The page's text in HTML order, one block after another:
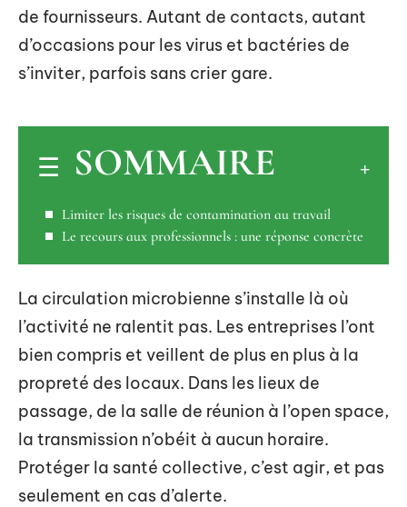
de fournisseurs. Autant de contacts, autant
d’occasions pour les virus et bactéries de
s’inviter, parfois sans crier gare.
SOMMAIRE
Limiter les risques de contamination au travail
Le recours aux professionnels : une réponse concrète
La circulation microbienne s’installe là où
l’activité ne ralentit pas. Les entreprises l’ont
bien compris et veillent de plus en plus à la
propreté des locaux. Dans les lieux de
passage, de la salle de réunion à l’open space,
la transmission n’obéit à aucun horaire.
Protéger la santé collective, c’est agir, et pas
seulement en cas d’alerte.